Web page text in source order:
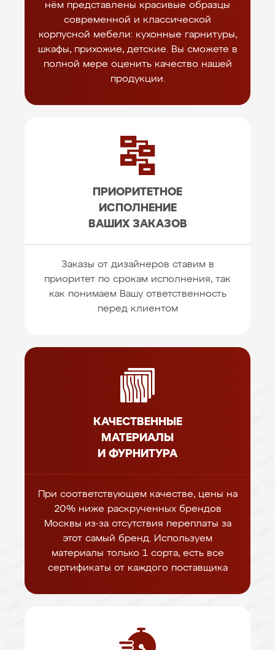
нём представлены красивые образцы
современной и классической
корпусной мебели: кухонные гарнитуры,
шкафы, прихожие, детские. Вы сможете в
полной мере оценить качество нашей
продукции.
ПРИОРИТЕТНОЕ
ИСПОЛНЕНИЕ
ВАШИХ ЗАКАЗОВ
Заказы от дизайнеров ставим в
приоритет по срокам исполнения, так
как понимаем Вашу ответственность
перед клиентом
КАЧЕСТВЕННЫЕ
МАТЕРИАЛЫ
И ФУРНИТУРА
При соответствующем качестве, цены на
20% ниже раскрученных брендов
Москвы из-за отсутствия переплаты за
этот самый бренд. Используем
материалы только 1 сорта, есть все
сертификаты от каждого поставщика